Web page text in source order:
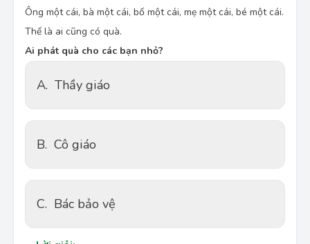
Ông một cái, bà một cái, bố một cái, mẹ một cái, bé một cái.
Thế là ai cũng có quà.
Ai phát quà cho các bạn nhỏ?
A. Thầy giáo
B. Cô giáo
C. Bác bảo vệ